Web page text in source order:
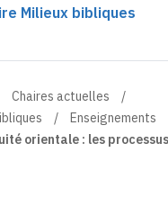
Milieux bibliques
Chaires actuelles
Enseignements
orientale : les processus